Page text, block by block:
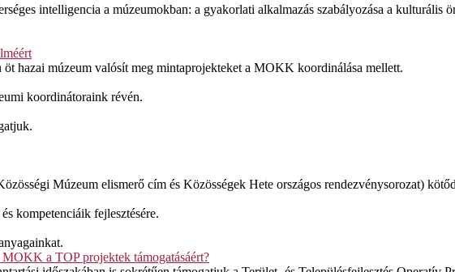
intelligencia a múzeumokban: a gyakorlati alkalmazás szabályozása a kulturális
hazai múzeum valósít meg mintaprojekteket a MOKK koordinálása mellett.
koordinátoraink révén.
Múzeum elismerő cím és Közösségek Hete országos rendezvénysorozat)
kompetenciáik fejlesztésére.
a TOP projektek támogatásáért?